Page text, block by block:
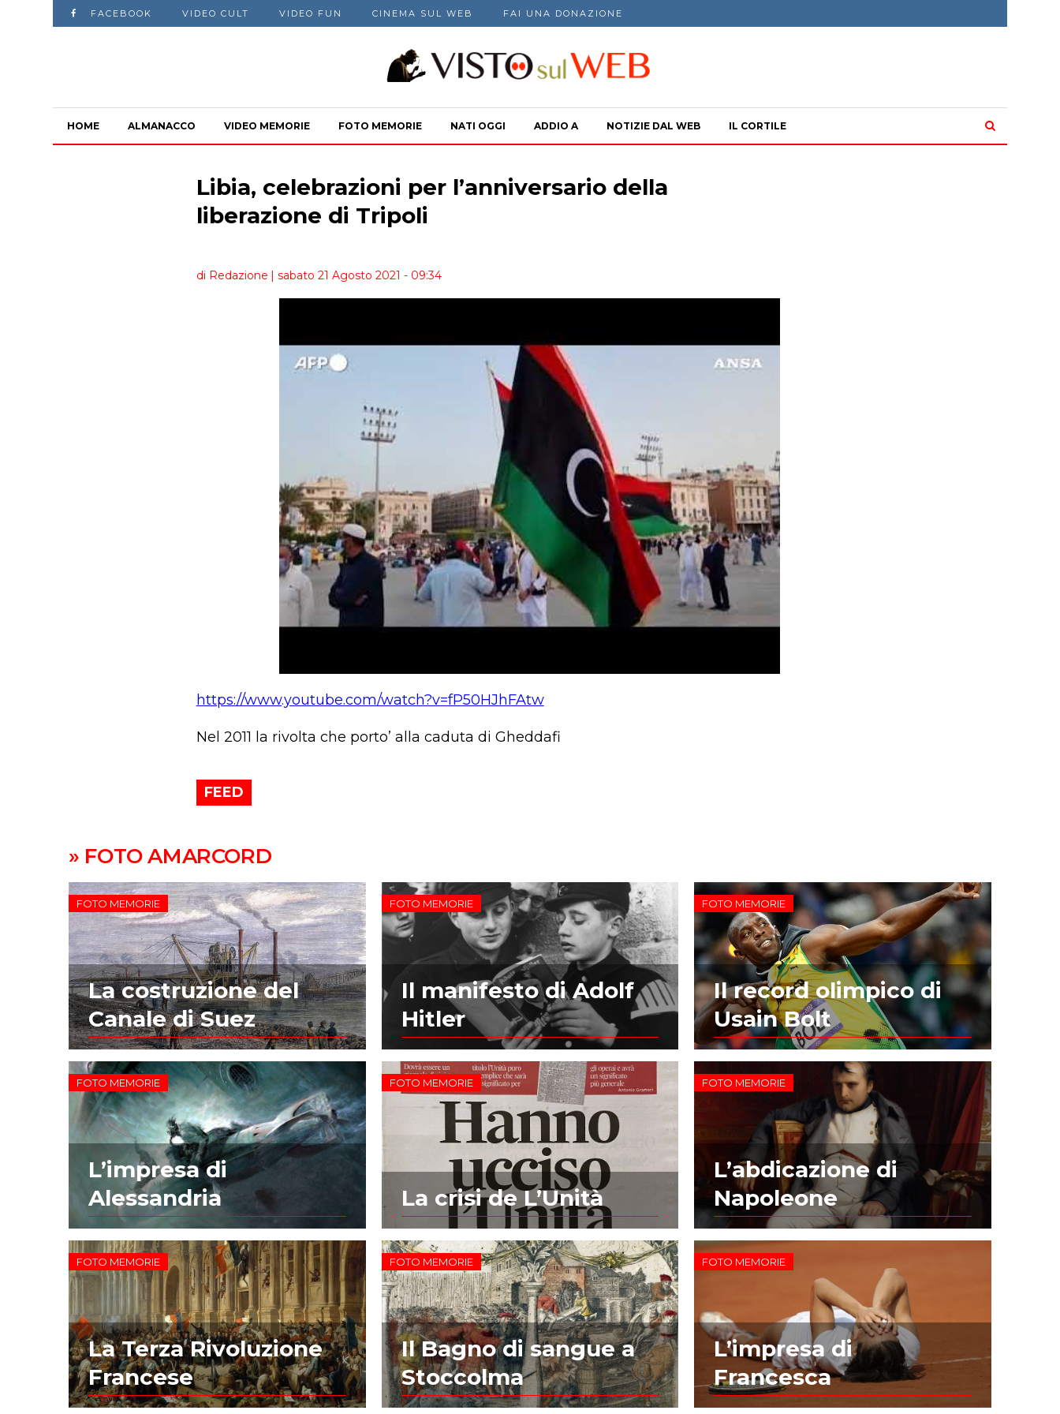
FACEBOOK VIDEO CULT VIDEO FUN CINEMA SUL WEB FAI UNA DONAZIONE
HOME ALMANACCO VIDEO MEMORIE FOTO MEMORIE NATI OGGI ADDIO A NOTIZIE DAL WEB IL CORTILE
Libia, celebrazioni per l’anniversario della
liberazione di Tripoli
di Redazione | sabato 21 Agosto 2021 - 09:34
https://www.youtube.com/watch?v=fP50HJhFAtw
Nel 2011 la rivolta che porto’ alla caduta di Gheddafi
FEED
» FOTO AMARCORD
FOTO MEMORIE
La costruzione del
Canale di Suez
FOTO MEMORIE
Il manifesto di Adolf
Hitler
FOTO MEMORIE
Il record olimpico di
Usain Bolt
FOTO MEMORIE
L’impresa di
Alessandria
FOTO MEMORIE
La crisi de L’Unità
FOTO MEMORIE
L’abdicazione di
Napoleone
FOTO MEMORIE
La Terza Rivoluzione
Francese
FOTO MEMORIE
Il Bagno di sangue a
Stoccolma
FOTO MEMORIE
L’impresa di
Francesca